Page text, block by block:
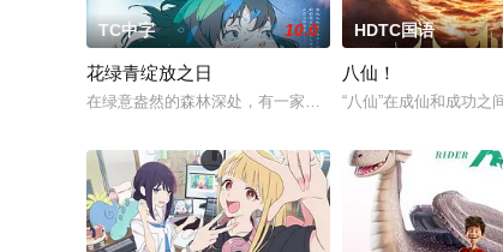
TC中字 10.0
花绿青绽放之日
在绿意盎然的森林深处，有一家名为“带刀烟火店”的烟花
HDTC国语
八仙！
“八仙”在成仙和成功之